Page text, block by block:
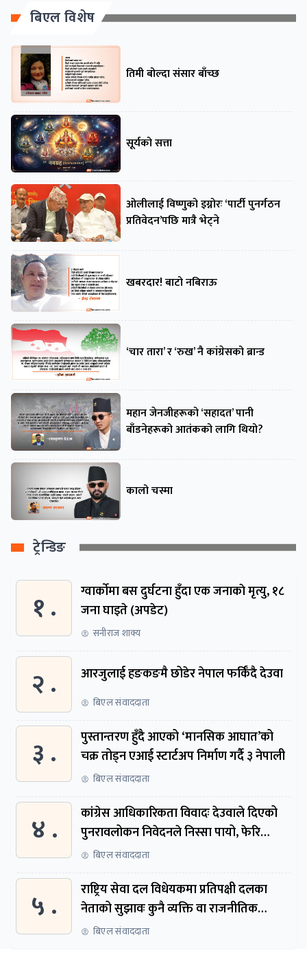
बिएल विशेष
तिमी बोल्दा संसार बाँच्छ
सूर्यको सत्ता
ओलीलाई विष्णुको इग्नोरः ‘पार्टी पुनर्गठन
प्रतिवेदन’पछि मात्रै भेट्ने
खबरदार! बाटो नबिराऊ
‘चार तारा’ र ‘रुख’ नै कांग्रेसको ब्रान्ड
महान जेनजीहरूको ‘सहादत’ पानी
बाँडनेहरूको आतंकको लागि थियो?
कालो चस्मा
ट्रेन्डिङ
१ .
ग्वार्काेमा बस दुर्घटना हुँदा एक जनाकाे मृत्यु, १८
जना घाइते (अपडेट)
सनीराज शाक्य
२ . आरजुलाई हङकङमै छोडेर नेपाल फर्किँदै देउवा
बिएल संवाददाता
३ .
पुस्तान्तरण हुँदै आएको ‘मानसिक आघात’को
चक्र तोड्न एआई स्टार्टअप निर्माण गर्दै ३ नेपाली
बिएल संवाददाता
४ .
कांग्रेस आधिकारिकता विवादः देउवाले दिएको
पुनरावलोकन निवेदनले निस्सा पायो, फेरि
सुरुदेखि सुनुवाइ हुने
बिएल संवाददाता
५ .
राष्ट्रिय सेवा दल विधेयकमा प्रतिपक्षी दलका
नेताको सुझावः कुनै व्यक्ति वा राजनीतिक
नेतृत्वबाट निर्देशित हुने संस्था नबनोस्
बिएल संवाददाता